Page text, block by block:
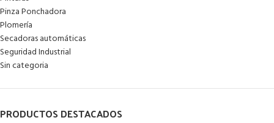
Pinza Ponchadora
Plomería
Secadoras automáticas
Seguridad Industrial
Sin categoria
PRODUCTOS DESTACADOS